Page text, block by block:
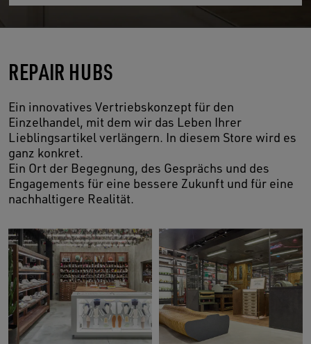
REPAIR HUBS
Ein innovatives Vertriebskonzept für den
Einzelhandel, mit dem wir das Leben Ihrer
Lieblingsartikel verlängern. In diesem Store wird es
ganz konkret.
Ein Ort der Begegnung, des Gesprächs und des
Engagements für eine bessere Zukunft und für eine
nachhaltigere Realität.